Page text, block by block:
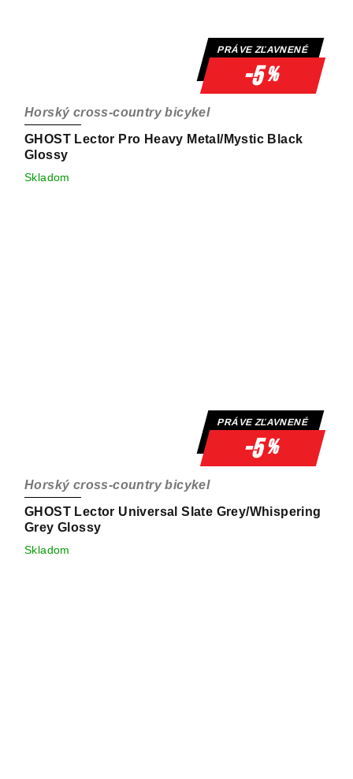
PRÁVE ZĽAVNENÉ
-5%
GHOST Lector Pro Heavy Metal/Mystic Black
Glossy
Horský cross-country bicykel
Skladom
PRÁVE ZĽAVNENÉ
-5%
GHOST Lector Universal Slate Grey/Whispering
Grey Glossy
Horský cross-country bicykel
Skladom